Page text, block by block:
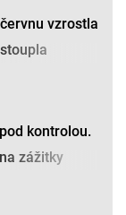
vzrostla
kontrolou.
zážitky